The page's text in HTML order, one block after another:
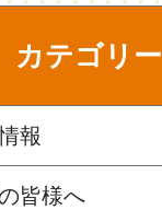
カテゴリー
報
皆様へ